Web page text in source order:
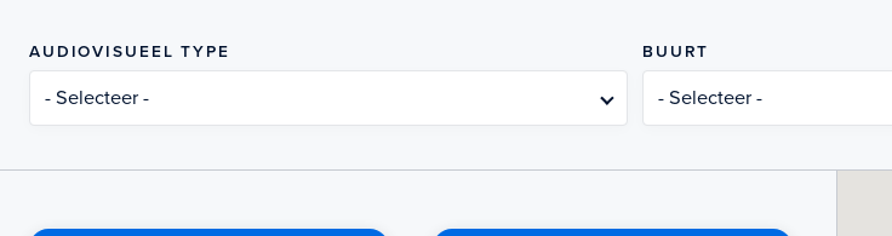
AUDIOVISUEEL TYPE
- Selecteer -
BUURT
- Selecteer -